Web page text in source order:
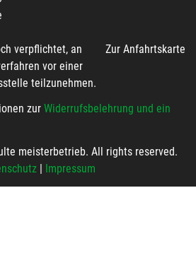
Zur Anfahrtskarte
verpflichtet, an
vor einer
teilzunehmen.
zur Widerrufsbelehrung und ein
meisterbetrieb. All rights reserved.
| Impressum